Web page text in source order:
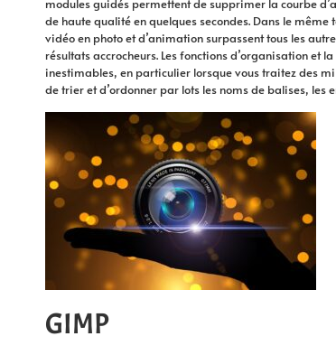
modules guidés permettent de supprimer la courbe
de haute qualité en quelques secondes. Dans le
vidéo en photo et d’animation surpassent tous les
résultats accrocheurs. Les fonctions d’organisation et
inestimables, en particulier lorsque vous traitez des
de trier et d’ordonner par lots les noms de balises, les
GIMP